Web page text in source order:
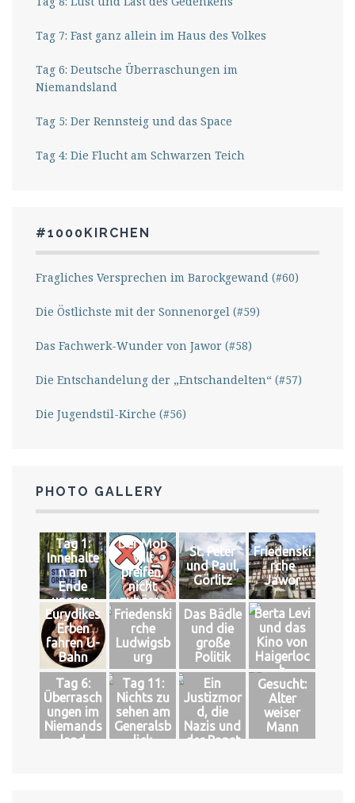
Tag 7: Fast ganz allein im Haus des Volkes
Tag 6: Deutsche Überraschungen im
Niemandsland
Tag 5: Der Rennsteig und das Space
Tag 4: Die Flucht am Schwarzen Teich
#1000KIRCHEN
Fragliches Versprechen im Barockgewand (#60)
Die Östlichste mit der Sonnenorgel (#59)
Das Fachwerk-Wunder von Jawor (#58)
Die Entschandelung der „Entschandelten“ (#57)
Die Jugendstil-Kirche (#56)
PHOTO GALLERY
Tag 1:
Innehalte
n am
Ende
unserer
Welt
Der Mob
will
pfeifen,
nicht
zuhören
St. Peter
und Paul,
Görlitz
Friedenski
rche
Jawor
Eurydikes
Erben
fahren U-
Bahn
Friedenski
rche
Ludwigsb
urg
Das Bädle
und die
große
Politik
Berta Levi
und das
Kino von
Haigerloc
h
Tag 6:
Überrasch
ungen im
Niemands
land
Tag 11:
Nichts zu
sehen am
Generalsb
lick
Ein
Justizmor
d, die
Nazis und
der Papst
Gesucht:
Alter
weiser
Mann